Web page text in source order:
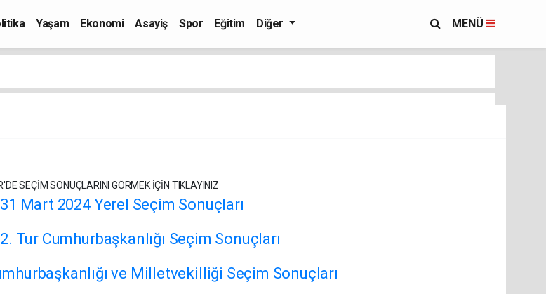
Yaşam Ekonomi Asayiş Spor Eğitim Diğer MENÜ
SEÇİM SONUÇLARINI GÖRMEK İÇİN TIKLAYINIZ
Mart 2024 Yerel Seçim Sonuçları
Tur Cumhurbaşkanlığı Seçim Sonuçları
ve Milletvekilliği Seçim Sonuçları